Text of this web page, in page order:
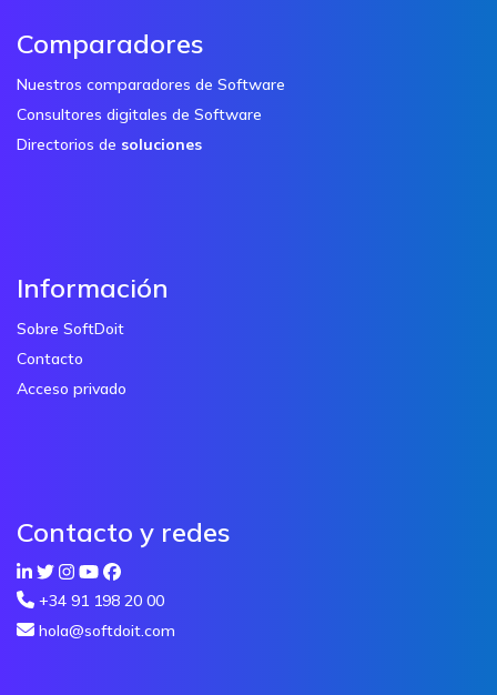
Comparadores
Nuestros comparadores de Software
Consultores digitales de Software
Directorios de soluciones
Información
Sobre SoftDoit
Contacto
Acceso privado
Contacto y redes
+34 91 198 20 00
hola@softdoit.com